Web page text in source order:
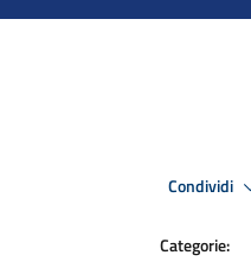
Condividi
Categorie: